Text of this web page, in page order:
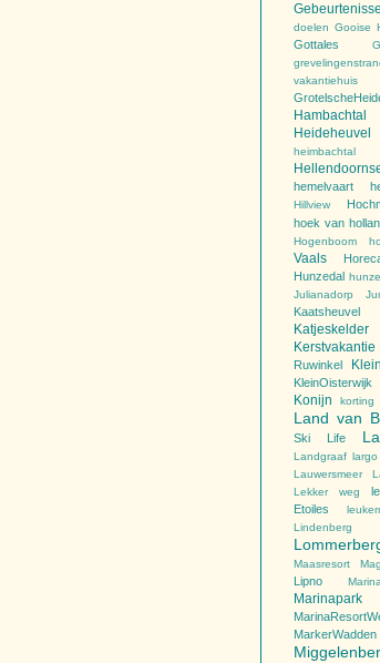
doelen Gooise
Gottales
vakantiehuis
Hambachtal
Heideheuvel
heimbachtal
hemelvaart
Hillview
hoek van
Hogenboom
Vaals
Hunzedal
Julianadorp
Kaatsheuvel
Katjeskelder
Kerstvakantie
Ruwinkel
KleinOisterwijk
Konijn
korting
Land van
Ski Life
Landgraaf largo
Lauwersmeer
Lekker weg
Etoiles
Lindenberg
Maasresort
Lipno
MarkerWadden